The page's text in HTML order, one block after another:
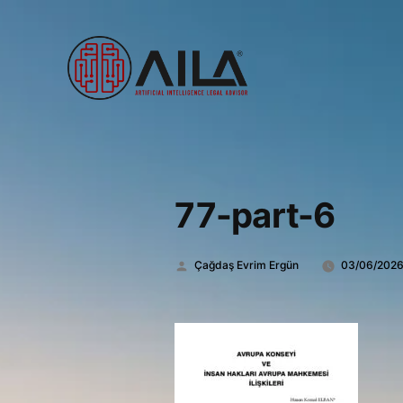
77-part-6
Gönderen:
Çağdaş Evrim Ergün 03/06/2026